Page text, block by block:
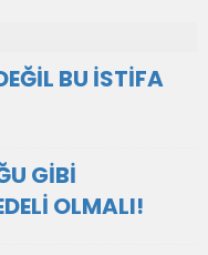
BU İSTİFA
GİBİ
OLMALI!